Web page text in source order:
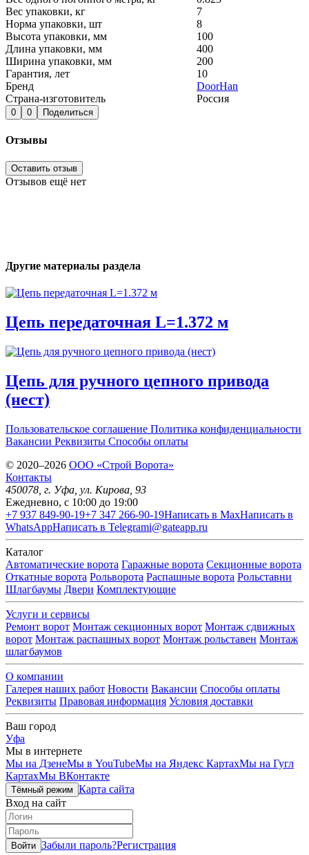
Вес упаковки, кг
7
Норма упаковки, шт
8
Высота упаковки, мм
100
Длина упаковки, мм
400
Ширина упаковки, мм
200
Гарантия, лет
10
Бренд
DoorHan
Страна-изготовитель
Россия
0 0 Поделиться
Отзывы
Оставить отзыв
Отзывов ещё нет
Другие материалы раздела
Цепь передаточная L=1.372 м
Цепь для ручного цепного привода
(нест)
Пользовательское соглашение Политика конфиденциальности
Вакансии Реквизиты Способы оплаты
© 2020–2026 OOO «Строй Ворота»
Контакты
450078 , г. Уфа ул. Кирова, 93
Ежедневно, с 10:00 до 19:00
+7 937 849-90-19+7 347 266-90-19Написать в MaxНаписать в
WhatsAppНаписать в Telegrami@gateapp.ru
Каталог
Автоматические ворота Гаражные ворота Секционные ворота
Откатные ворота Рольворота Распашные ворота Рольставни
Шлагбаумы Двери Комплектующие
Услуги и сервисы
Ремонт ворот Монтаж секционных ворот Монтаж сдвижных
ворот Монтаж распашных ворот Монтаж рольставен Монтаж
шлагбаумов
О компании
Галерея наших работ Новости Вакансии Способы оплаты
Реквизиты Правовая информация Условия доставки
Ваш город
Уфа
Мы в интернете
Мы на ДзенеМы в YouTubeМы на Яндекс КартахМы на Гугл
КартахМы ВКонтакте
Тёмный режим Карта сайта
Вход на сайт
Войти Забыли пароль?Регистрация